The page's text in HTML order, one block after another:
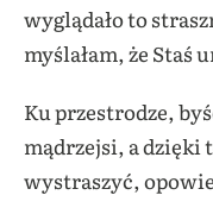
wyglądało to
myślałam, że Staś
Ku przestrodze,
mądrzejsi, a dzięki
wystraszyć,